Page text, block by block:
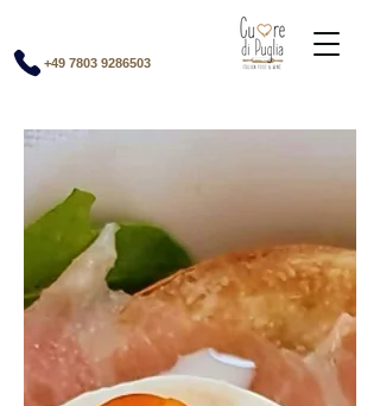
+49 7803 9286503